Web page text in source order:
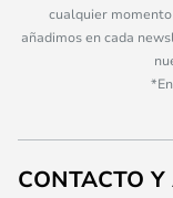
cualquier
añadimos en cada
CONTACTO